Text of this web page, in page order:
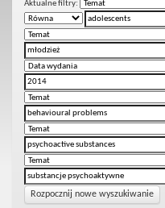
Aktualne filtry:
Rozpocznij nowe wyszukiwanie